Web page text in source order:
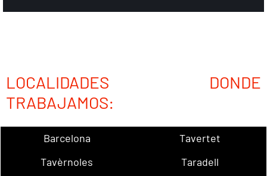
LOCALIDADES DONDE
TRABAJAMOS:
Barcelona
Tavertet
Tavèrnoles
Taradell